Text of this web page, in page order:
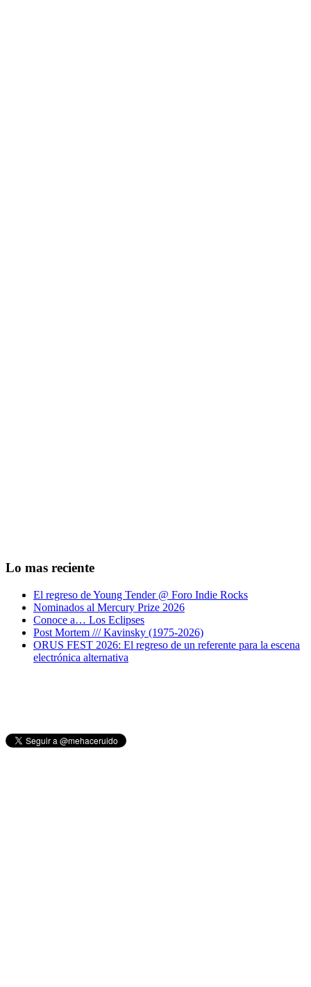
Lo mas reciente
El regreso de Young Tender @ Foro Indie Rocks
Nominados al Mercury Prize 2026
Conoce a… Los Eclipses
Post Mortem /// Kavinsky (1975-2026)
ORUS FEST 2026: El regreso de un referente para la escena
electrónica alternativa